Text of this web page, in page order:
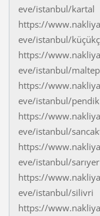
eve/istanbul/kartal
https://
eve/istanbul/
https://
eve/istanbul/
https://
eve/istanbul/pendik
https://
eve/istanbul/
https://
eve/istanbul/sarıyer
https://
eve/istanbul/silivri
https://